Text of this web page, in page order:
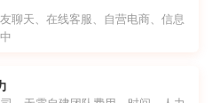
聊天、在线客服、自营电商、信息